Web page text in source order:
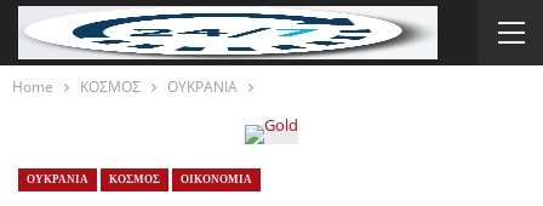
Home ΚΟΣΜΟΣ ΟΥΚΡΑΝΙΑ
ΟΥΚΡΑΝΙΑ ΚΟΣΜΟΣ ΟΙΚΟΝΟΜΙΑ